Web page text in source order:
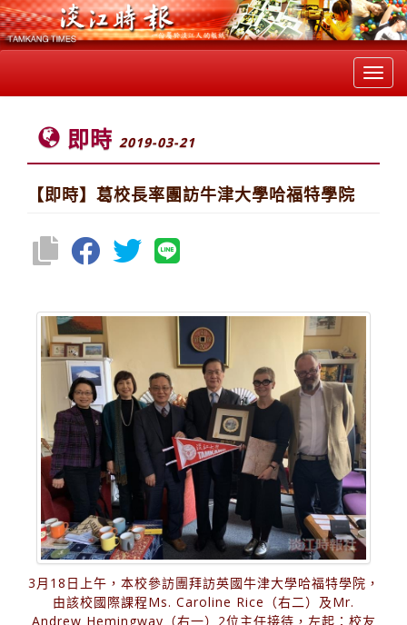
即時 2019-03-21
【即時】葛校長率團訪牛津大學哈福特學院
3月18日上午，本校參訪團拜訪英國牛津大學哈福特學院，
由該校國際課程Ms. Caroline Rice（右二）及Mr.
Andrew Hemingway（右一）2位主任接待，左起：校友